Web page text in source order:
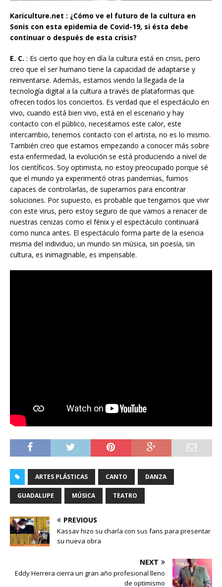
Kariculture.net : ¿Cómo ve el futuro de la cultura en
Sonis con esta epidemia de Covid-19, si ésta debe
continuar o después de esta crisis?
E. C. : Es cierto que hoy en día la cultura está en crisis, pero
creo que el ser humano tiene la capacidad de adaptarse y
reinventarse. Además, estamos viendo la llegada de la
tecnología digital a la cultura a través de plataformas que
ofrecen todos los conciertos. Es verdad que el espectáculo en
vivo, cuando está bien vivo, está en el escenario y hay
contacto con el público, necesitamos este calor, este
intercambio, tenemos contacto con el artista, no es lo mismo.
También creo que estamos empezando a conocer más sobre
esta enfermedad, la evolución se está produciendo a nivel de
los científicos. Soy optimista, no estoy preocupado porque sé
que el mundo ya experimentó otras pandemias, fuimos
capaces de controlarlas, de superarnos para encontrar
soluciones. Por supuesto, es probable que tengamos que vivir
con este virus, pero estoy seguro de que vamos a renacer de
nuestras cenizas como el fénix y el espectáculo continuará
como nunca antes. El espectáculo forma parte de la esencia
misma del individuo, un mundo sin música, sin poesía, sin
cultura, es inimaginable, es impensable.
ARTES PLÁSTICAS CANTO DANZA
GUADALUPE MÚSICA TEATRO
PREVIOUS
Kassav hizo su charla con sus fans para presentar
su nueva obra
NEXT
Eddy Herrera cierra un gran año profesional lleno
de optimismo